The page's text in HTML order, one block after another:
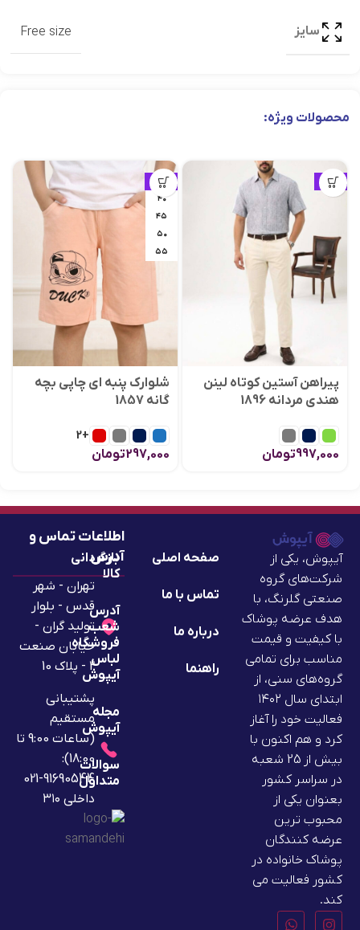
سایز Free size
محصولات ویژه:
ویژه
پیراهن آستین کوتاه لینن
هندی مردانه 1896
997,000تومان
ویژه
۴۰
۴۵
۵۰
۵۵
شلوارک پنبه ای چاپی بچه
گانه 1857
+2
297,000تومان
آیپوش، یکی از
شرکت‌های گروه
صنعتی گلرنگ، با
هدف عرضه پوشاک
با کیفیت و قیمت
مناسب برای تمامی
گروه‌های سنی، از
ابتدای سال ۱۴۰۲
فعالیت خود را آغاز
کرد و هم اکنون با
بیش از 25 شعبه
در سراسر کشور
بعنوان یکی از
محبوب ترین
عرضه کنندگان
پوشاک خانواده در
کشور فعالیت می
کند.
صفحه اصلی
تماس با ما
درباره ما
راهنما
بازگردانی
کالا
آدرس
شعب
فروشگاه
لباس
آیپوش
مجله
آیپوش
سوالات
متداول
تهران - شهر
قدس - بلوار
تولید گران -
خیابان صنعت
2 - پلاک 10
پشتیبانی
مستقیم
(ساعات 9:00 تا
18:00):
91690544-021
داخلی ۳۱۰
اطلاعات تماس و
آدرس